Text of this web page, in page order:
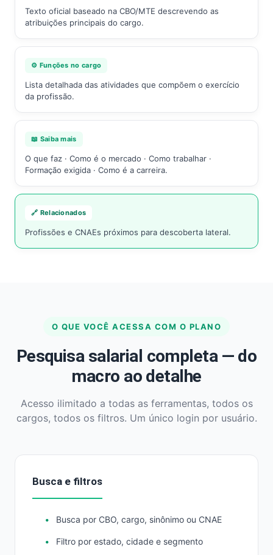
Texto oficial baseado na CBO/MTE descrevendo as
atribuições principais do cargo.
⚙️ Funções no cargo
Lista detalhada das atividades que compõem o exercício
da profissão.
📖 Saiba mais
O que faz · Como é o mercado · Como trabalhar ·
Formação exigida · Como é a carreira.
🔗 Relacionados
Profissões e CNAEs próximos para descoberta lateral.
O QUE VOCÊ ACESSA COM O PLANO
Pesquisa salarial completa — do
macro ao detalhe
Acesso ilimitado a todas as ferramentas, todos os
cargos, todos os filtros. Um único login por usuário.
Busca e filtros
Busca por CBO, cargo, sinônimo ou CNAE
Filtro por estado, cidade e segmento